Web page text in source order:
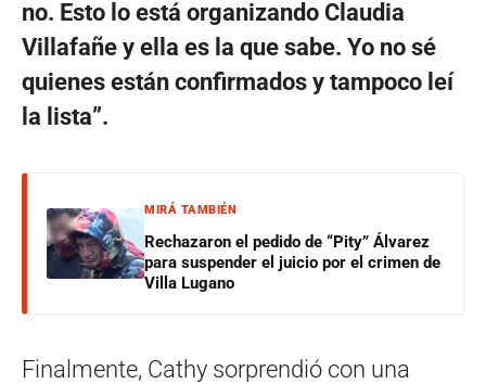
no. Esto lo está organizando Claudia
Villafañe y ella es la que sabe. Yo no sé
quienes están confirmados y tampoco leí
la lista”.
MIRÁ TAMBIÉN
Rechazaron el pedido de “Pity” Álvarez
para suspender el juicio por el crimen de
Villa Lugano
Finalmente, Cathy sorprendió con una